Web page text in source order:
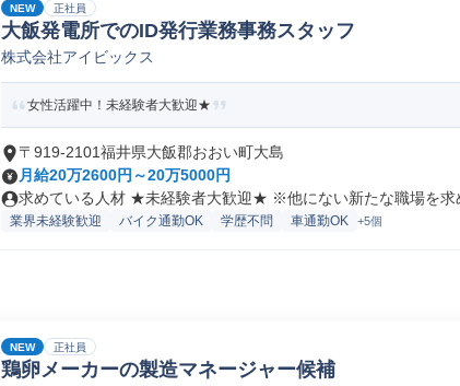
NEW 正社員
大飯発電所でのID発行業務事務スタッフ
株式会社アイビックス
女性活躍中！未経験者大歓迎★
〒919-2101福井県大飯郡おおい町大島
月給20万2600円～20万5000円
求めている人材 ★未経験者大歓迎★ ※他にない新たな職場を求
業界未経験歓迎 バイク通勤OK 学歴不問 車通勤OK +5個
NEW 正社員
鶏卵メーカーの製造マネージャー候補